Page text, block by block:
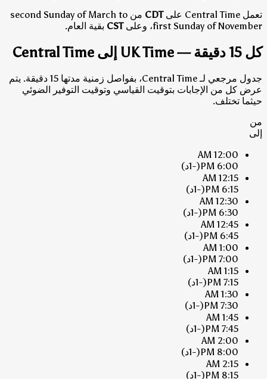
تعمل Central Time على
CDT
من second Sunday of March to
first Sunday of November، وعلى
CST بقية العام.
كل 15 دقيقة — UK Time إلى Central Time
جدول مرجعي لـ Central Time، بفواصل زمنية مدتها 15 دقيقة. يتم
عرض كل من الإجابات بتوقيت القياسي وتوقيت التوفير الضوئي
حيثما تختلف.
من
إلى
12:00 AM
6:00 PM
(-1د)
12:15 AM
6:15 PM
(-1د)
12:30 AM
6:30 PM
(-1د)
12:45 AM
6:45 PM
(-1د)
1:00 AM
7:00 PM
(-1د)
1:15 AM
7:15 PM
(-1د)
1:30 AM
7:30 PM
(-1د)
1:45 AM
7:45 PM
(-1د)
2:00 AM
8:00 PM
(-1د)
2:15 AM
8:15 PM
(-1د)